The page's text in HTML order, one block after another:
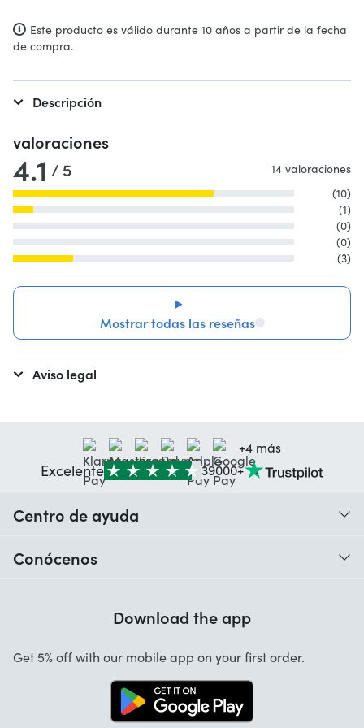
Este producto es válido durante 10 años a partir de la fecha
de compra.
Descripción
valoraciones
4.1 / 5
14 valoraciones
(10)
(1)
(0)
(0)
(3)
Mostrar todas las reseñas
Aviso legal
+4 más
Excelente 39000+
Centro de ayuda
Conócenos
App Startselect
Trabaja con nosotros
Download the app
Get 5% off with our mobile app on your first order.